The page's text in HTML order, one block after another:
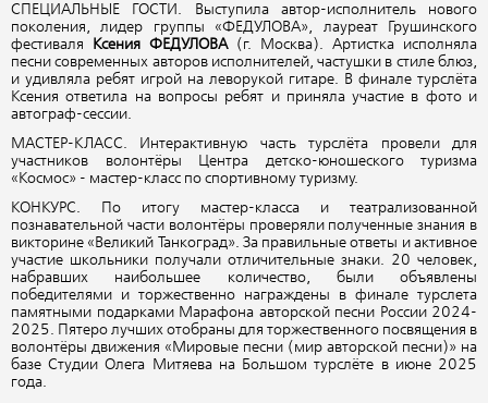
СПЕЦИАЛЬНЫЕ ГОСТИ. Выступила автор-исполнитель нового
поколения, лидер группы «ФЕДУЛОВА», лауреат Грушинского
фестиваля
Ксения ФЕДУЛОВА(г. Москва). Артистка исполняла
песни современных авторов исполнителей, частушки в стиле блюз,
и удивляла ребят игрой на леворукой гитаре. В финале турслёта
Ксения ответила на вопросы ребят и приняла участие в фото и
автограф-сессии.
МАСТЕР-КЛАСС. Интерактивную часть турслёта провели для
участников волонтёры Центра детско-юношеского туризма
«Космос» - мастер-класс по спортивному туризму.
КОНКУРС. По итогу мастер-класса и театрализованной
познавательной части волонтёры проверяли полученные знания в
викторине «Великий Танкоград». За правильные ответы и активное
участие школьники получали отличительные знаки. 20 человек,
набравших наибольшее количество, были объявлены
победителями и торжественно награждены в финале турслета
памятными подарками Марафона авторской песни России 2024-
2025. Пятеро лучших отобраны для торжественного посвящения в
волонтёры движения «Мировые песни (мир авторской песни)» на
базе Студии Олега Митяева на Большом турслёте в июне 2025
года.